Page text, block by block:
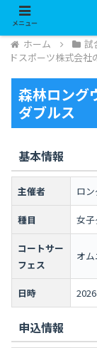
ホーム 試
ドスポーツ株式会社
森林ロング
ダブルス
基本情報
主催者 ロ
種目 女
コートサー
フェス
オ
日時
申込情報
メニュー